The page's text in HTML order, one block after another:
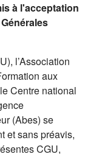
à l'acceptation
l’Association
aux
Centre national
(Abes) se
et sans préavis,
CGU,